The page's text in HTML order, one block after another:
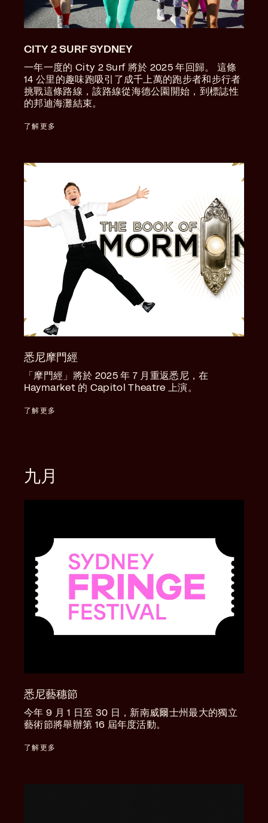
CITY 2 SURF SYDNEY
一年一度的 City 2 Surf 將於 2025 年回歸。 這條
14 公里的趣味跑吸引了成千上萬的跑步者和步行者
挑戰這條路線，該路線從海德公園開始，到標誌性
的邦迪海灘結束。
了解更多
悉尼摩門經
「摩門經」將於 2025 年 7 月重返悉尼，在
Haymarket 的 Capitol Theatre 上演。
了解更多
九月
悉尼藝穗節
今年 9 月 1 日至 30 日，新南威爾士州最大的獨立
藝術節將舉辦第 16 屆年度活動。
了解更多